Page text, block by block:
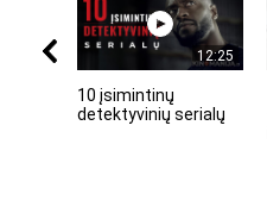
12:25
10 įsimintinų
detektyvinių serialų